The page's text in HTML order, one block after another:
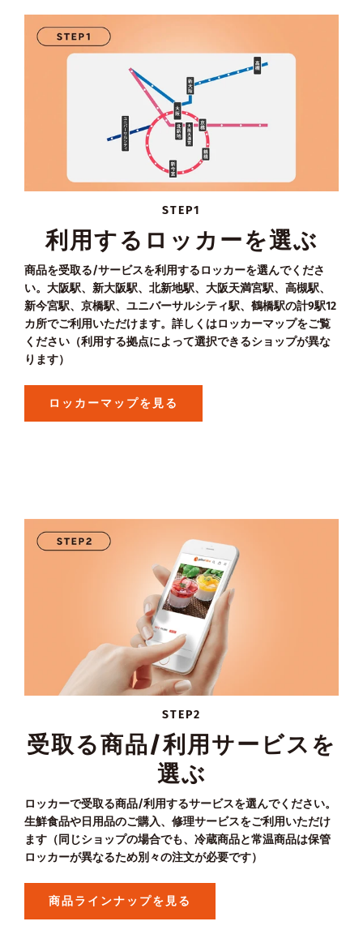
STEP1
利用するロッカーを選ぶ
商品を受取る/サービスを利用するロッカーを選んでくださ
い。大阪駅、新大阪駅、北新地駅、大阪天満宮駅、高槻駅、
新今宮駅、京橋駅、ユニバーサルシティ駅、鶴橋駅の計9駅12
カ所でご利用いただけます。詳しくはロッカーマップをご覧
ください（利用する拠点によって選択できるショップが異な
ります）
ロッカーマップを見る
STEP2
受取る商品/利用サービスを
選ぶ
ロッカーで受取る商品/利用するサービスを選んでください。
生鮮食品や日用品のご購入、修理サービスをご利用いただけ
ます（同じショップの場合でも、冷蔵商品と常温商品は保管
ロッカーが異なるため別々の注文が必要です）
商品ラインナップを見る